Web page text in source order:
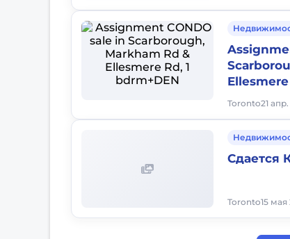
Toronto21
Сдается
Toronto15 мая